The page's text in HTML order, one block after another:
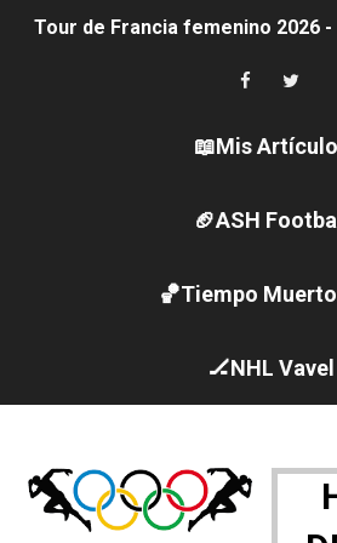
Tour de Francia femenino 2026 -
Women's Pro Baseball League
Campeonato de Europa de
Canadá Open 2026
Mundial de MotoGP 2026 - GP
Canadian Elite Basketball
Campeonato de Europa de high
WWE NXT - Myles Borne y
📖Mis
🏈ASH Football
🏀Tiempo
🏒NHL Vavel